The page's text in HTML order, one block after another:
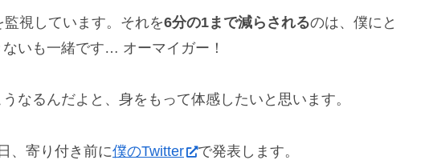
視しています。それを6分の1まで減らされるのは、僕にと
いも一緒です… オーマイガー！
なるんだよと、身をもって体感したいと思います。
、寄り付き前に僕のTwitter で発表します。